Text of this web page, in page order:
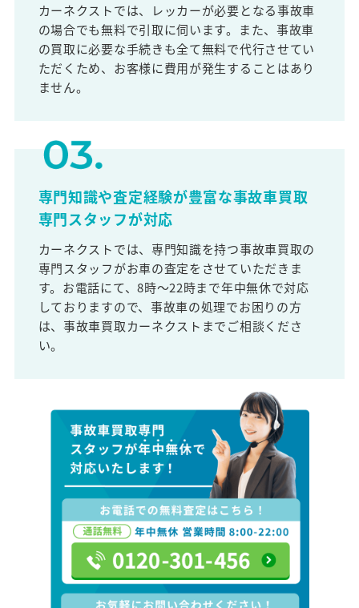
カーネクストでは、レッカーが必要となる事故車
の場合でも無料で引取に伺います。また、事故車
の買取に必要な手続きも全て無料で代行させてい
ただくため、お客様に費用が発生することはあり
ません。
専門知識や査定経験が豊富な事故車買取
専門スタッフが対応
カーネクストでは、専門知識を持つ事故車買取の
専門スタッフがお車の査定をさせていただきま
す。お電話にて、8時～22時まで年中無休で対応
しておりますので、事故車の処理でお困りの方
は、事故車買取カーネクストまでご相談くださ
い。